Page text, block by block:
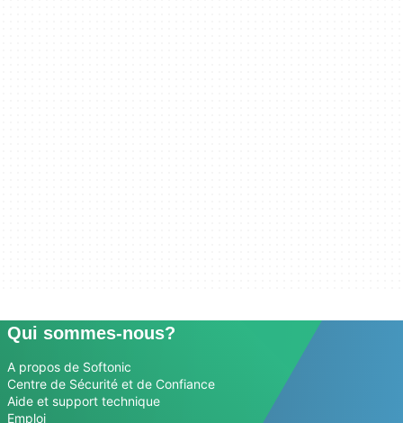
Qui sommes-nous?
A propos de Softonic
Centre de Sécurité et de Confiance
Aide et support technique
Emploi